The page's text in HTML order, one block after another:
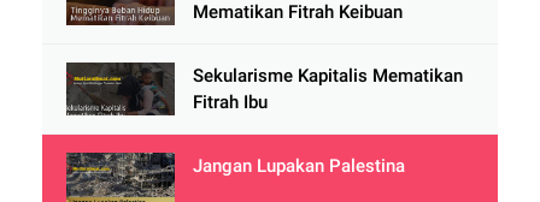
Mematikan Fitrah Keibuan
Sekularisme Kapitalis Mematikan
Fitrah Ibu
Jangan Lupakan Palestina